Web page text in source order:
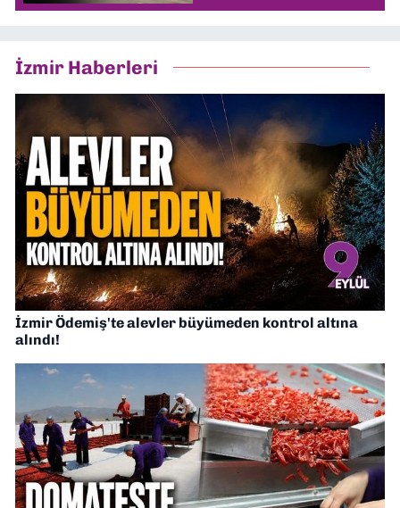
İzmir Haberleri
İzmir Ödemiş'te alevler büyümeden kontrol altına
alındı!